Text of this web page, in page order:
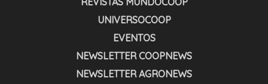
UNIVERSOCOOP
EVENTOS
NEWSLETTER COOPNEWS
NEWSLETTER AGRONEWS